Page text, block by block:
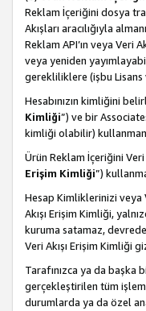
Reklam İçeriğini dosya
Akışları aracılığıyla
Reklam API’ın veya
veya yeniden
gerekliliklere (işbu Lisans
Hesabınızın kimliğini
Kimliği”) ve bir
kimliği olabilir)
Ürün Reklam İçeriğini Veri
Erişim Kimliği”)
Hesap Kimliklerinizi
Akışı Erişim Kimliği,
kuruma satamaz,
Veri Akışı Erişim Kimliği
Tarafınızca ya da başka
gerçekleştirilen tüm
durumlarda ya da özel